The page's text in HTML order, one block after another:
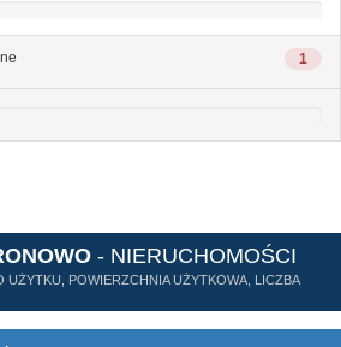
1
- NIERUCHOMOŚCI
UŻYTKU, POWIERZCHNIA UŻYTKOWA, LICZBA